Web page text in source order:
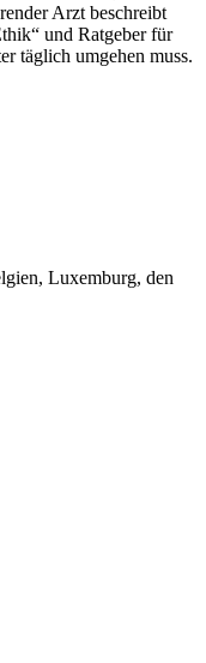
Arzt beschreibt
und Ratgeber für
täglich umgehen muss.
Luxemburg, den